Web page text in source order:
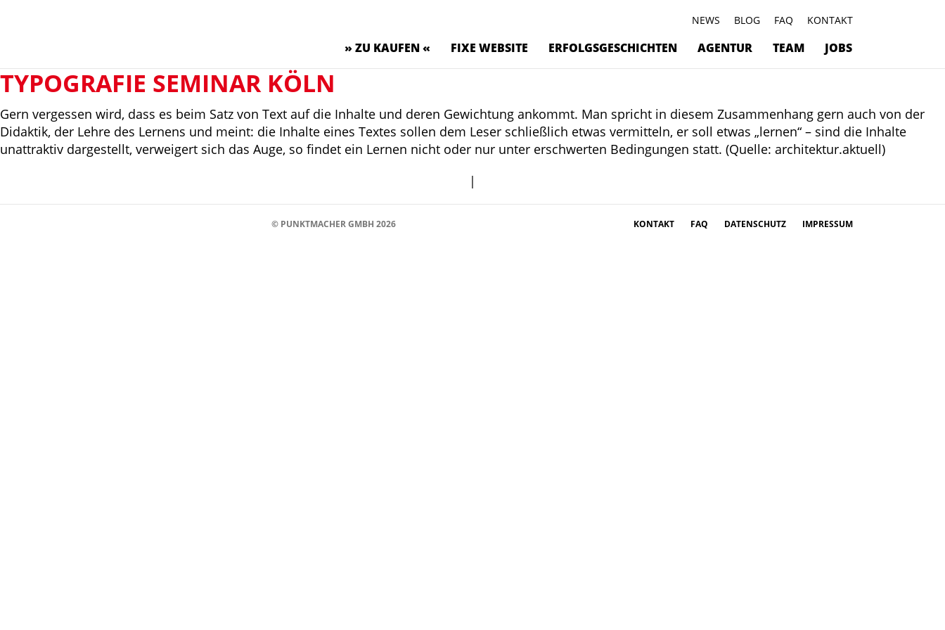
KONTAKT
FAQ
BLOG
NEWS
» ZU KAUFEN « FIXE WEBSITE ERFOLGSGESCHICHTEN AGENTUR TEAM JOBS
TYPOGRAFIE SEMINAR KÖLN
Gern vergessen wird, dass es beim Satz von Text auf die Inhalte und deren Gewichtung ankommt. Man spricht in diesem Zusammenhang gern auch von der
Didaktik, der Lehre des Lernens und meint: die Inhalte eines Textes sollen dem Leser schließlich etwas vermitteln, er soll etwas „lernen“ – sind die Inhalte
unattraktiv dargestellt, verweigert sich das Auge, so findet ein Lernen nicht oder nur unter erschwerten Bedingungen statt. (Quelle: architektur.aktuell)
|
© PUNKTMACHER GMBH 2026 KONTAKT FAQ DATENSCHUTZ IMPRESSUM